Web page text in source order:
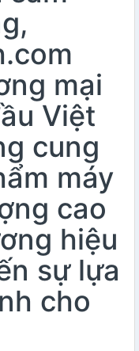
mại
Việt
cung
máy
cao
hiệu
sự lựa
cho